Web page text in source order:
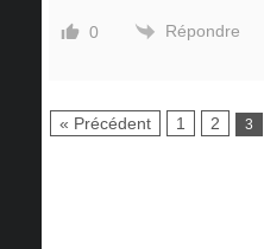
0 Répondre
« Précédent 1 2 3